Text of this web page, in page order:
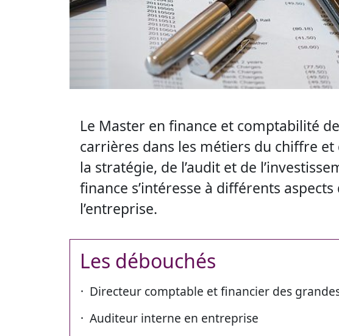
Le Master en finance et comptabilité
carrières dans les métiers du chiffre et
la stratégie, de l’audit et de
finance s’intéresse à différents
l’entreprise.
Les débouchés
· Directeur comptable et financier des
· Auditeur interne en entreprise